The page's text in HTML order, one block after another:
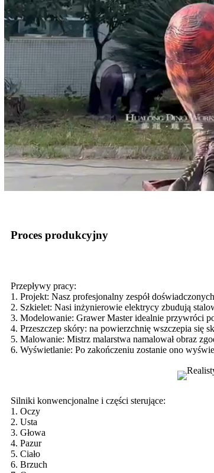
Proces produkcyjny
Przepływy pracy:
1. Projekt: Nasz profesjonalny zespół
2. Szkielet: Nasi inżynierowie elektrycy zbudują
3. Modelowanie: Grawer Master idealnie przywróci
4. Przeszczep skóry: na powierzchnię wszczepia się
5. Malowanie: Mistrz malarstwa namalował obraz
6. Wyświetlanie: Po zakończeniu zostanie ono
Silniki konwencjonalne i części sterujące:
1. Oczy
2. Usta
3. Głowa
4. Pazur
5. Ciało
6. Brzuch